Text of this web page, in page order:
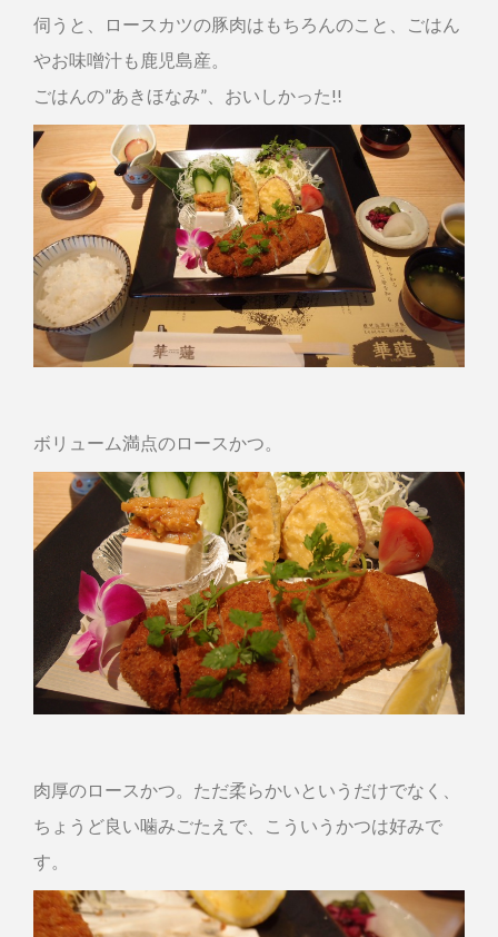
伺うと、ロースカツの豚肉はもちろんのこと、ごはん
やお味噌汁も鹿児島産。
ごはんの”あきほなみ”、おいしかった!!
ボリューム満点のロースかつ。
肉厚のロースかつ。ただ柔らかいというだけでなく、
ちょうど良い噛みごたえで、こういうかつは好みで
す。